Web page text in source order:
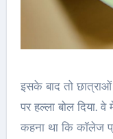
इसके बाद तो
पर हल्ला बोल दिया.
कहना था कि कॉलेज